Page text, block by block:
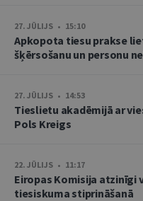
27. JŪLIJS • 15:10
Apkopota tiesu prakse
šķērsošanu un personu
27. JŪLIJS • 14:53
Tieslietu akadēmijā ar
Pols Kreigs
22. JŪLIJS • 11:17
Eiropas Komisija atzinīgi
tiesiskuma stiprināšanā